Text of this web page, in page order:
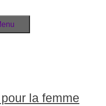
la femme